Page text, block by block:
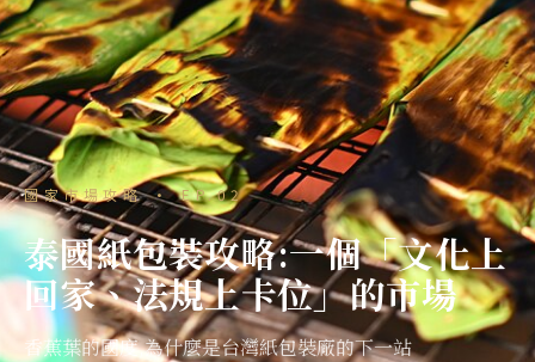
國家市場攻略 · EP.02
泰國紙包裝攻略:一個「文化上
回家、法規上卡位」的市場
香蕉葉的國度,為什麼是台灣紙包裝廠的下一站